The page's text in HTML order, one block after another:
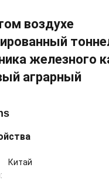
воздухе
железного
аграрный
Китай